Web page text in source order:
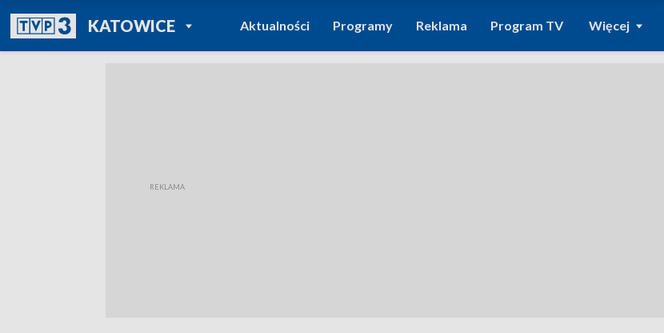
KATOWICEPOWRÓT DO
TVP REGIONY
Aktualności Programy Reklama Program TV Więcej